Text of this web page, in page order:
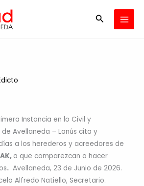
Buscar
Instancia en lo Civil y
Avellaneda – Lanús cita y
a los herederos y acreedores de
a que comparezcan a hacer
. Avellaneda, 23 de Junio de 2026.
Alfredo Natiello, Secretario.